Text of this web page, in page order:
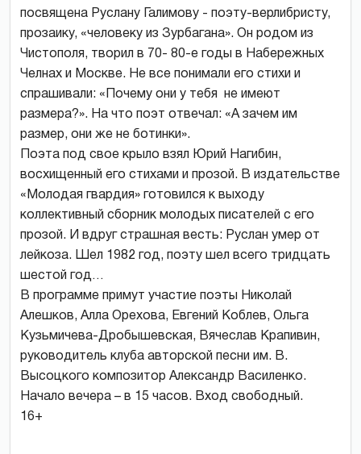
посвящена Руслану Галимову - поэту-верлибристу,
прозаику, «человеку из Зурбагана». Он родом из
Чистополя, творил в 70- 80-е годы в Набережных
Челнах и Москве. Не все понимали его стихи и
спрашивали: «Почему они у тебя не имеют
размера?». На что поэт отвечал: «А зачем им
размер, они же не ботинки».
Поэта под свое крыло взял Юрий Нагибин,
восхищенный его стихами и прозой. В издательстве
«Молодая гвардия» готовился к выходу
коллективный сборник молодых писателей с его
прозой. И вдруг страшная весть: Руслан умер от
лейкоза. Шел 1982 год, поэту шел всего тридцать
шестой год…
В программе примут участие поэты Николай
Алешков, Алла Орехова, Евгений Коблев, Ольга
Кузьмичева-Дробышевская, Вячеслав Крапивин,
руководитель клуба авторской песни им. В.
Высоцкого композитор Александр Василенко.
Начало вечера – в 15 часов. Вход свободный.
16+